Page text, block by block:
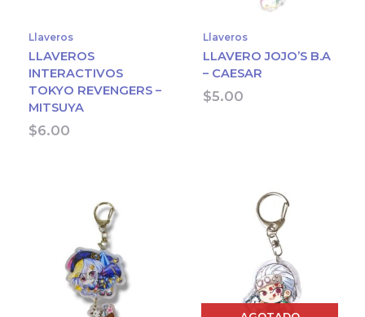
Llaveros
LLAVEROS
INTERACTIVOS
TOKYO REVENGERS –
MITSUYA
$6.00
Llaveros
LLAVERO JOJO’S B.A
– CAESAR
$5.00